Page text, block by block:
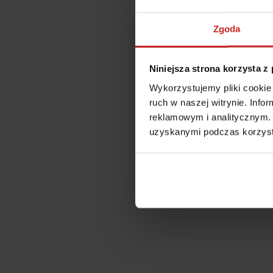
Zgoda
Niniejsza strona korzysta z
Wykorzystujemy pliki
ruch w naszej witrynie.
reklamowym i
uzyskanymi podczas